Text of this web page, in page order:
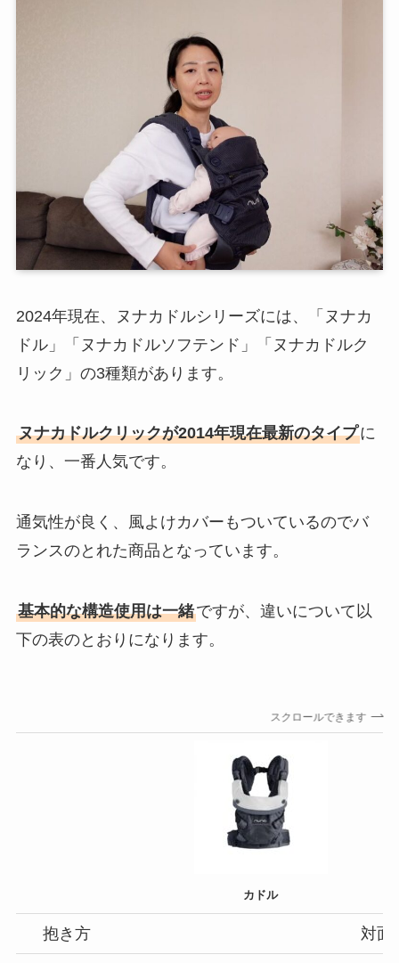
2024年現在、ヌナカドルシリーズには、「ヌナカ
ドル」「ヌナカドルソフテンド」「ヌナカドルク
リック」の3種類があります。
ヌナカドルクリックが2014年現在最新のタイプに
なり、一番人気です。
通気性が良く、風よけカバーもついているのでバ
ランスのとれた商品となっています。
基本的な構造使用は一緒ですが、違いについて以
下の表のとおりになります。
スクロールできます
カドル
抱き方 対面